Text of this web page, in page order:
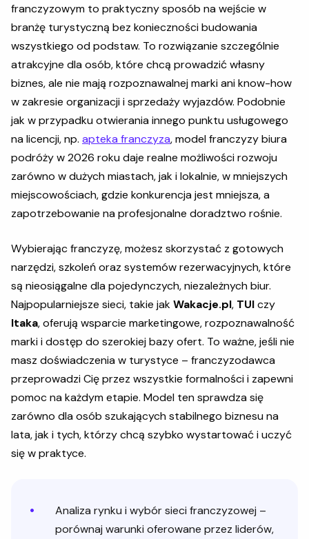
franczyzowym to praktyczny sposób na wejście w
branżę turystyczną bez konieczności budowania
wszystkiego od podstaw. To rozwiązanie szczególnie
atrakcyjne dla osób, które chcą prowadzić własny
biznes, ale nie mają rozpoznawalnej marki ani know-how
w zakresie organizacji i sprzedaży wyjazdów. Podobnie
jak w przypadku otwierania innego punktu usługowego
na licencji, np. apteka franczyza, model franczyzy biura
podróży w 2026 roku daje realne możliwości rozwoju
zarówno w dużych miastach, jak i lokalnie, w mniejszych
miejscowościach, gdzie konkurencja jest mniejsza, a
zapotrzebowanie na profesjonalne doradztwo rośnie.
Wybierając franczyzę, możesz skorzystać z gotowych
narzędzi, szkoleń oraz systemów rezerwacyjnych, które
są nieosiągalne dla pojedynczych, niezależnych biur.
Najpopularniejsze sieci, takie jakWakacje.pl, TUIczy
Itaka, oferują wsparcie marketingowe, rozpoznawalność
marki i dostęp do szerokiej bazy ofert. To ważne, jeśli nie
masz doświadczenia w turystyce – franczyzodawca
przeprowadzi Cię przez wszystkie formalności i zapewni
pomoc na każdym etapie. Model ten sprawdza się
zarówno dla osób szukających stabilnego biznesu na
lata, jak i tych, którzy chcą szybko wystartować i uczyć
się w praktyce.
Analiza rynku i wybór sieci franczyzowej –
porównaj warunki oferowane przez liderów,